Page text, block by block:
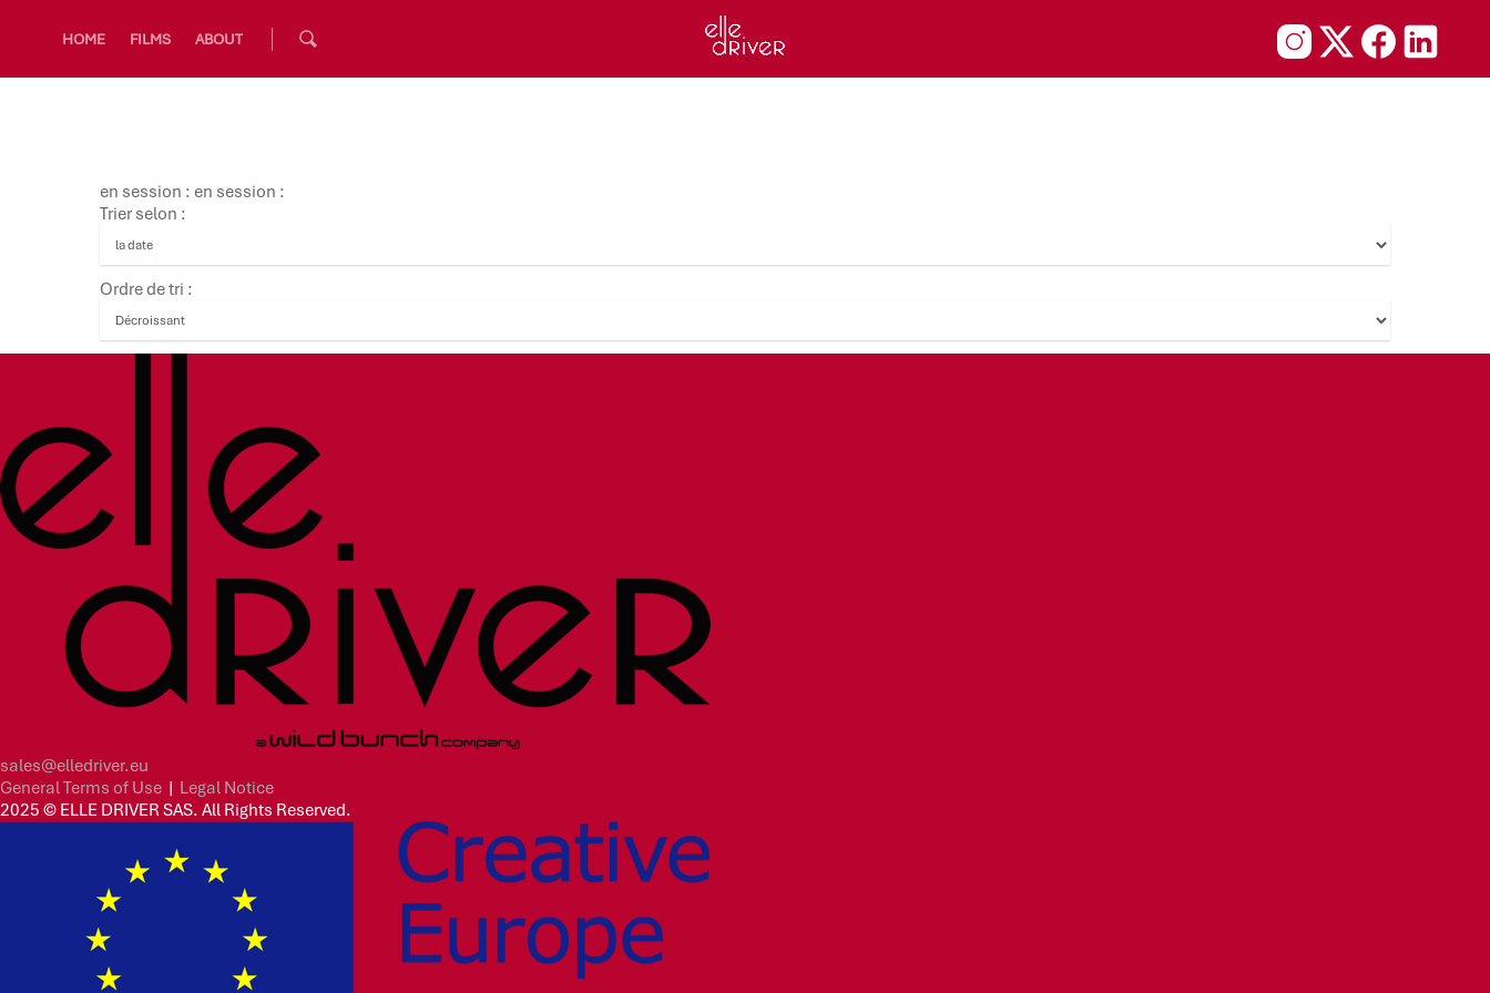
HOME FILMS ABOUT
en session : en session :
Trier selon :
Ordre de tri :
sales@elledriver.eu
General Terms of Use | Legal Notice
2025 © ELLE DRIVER SAS. All Rights Reserved.